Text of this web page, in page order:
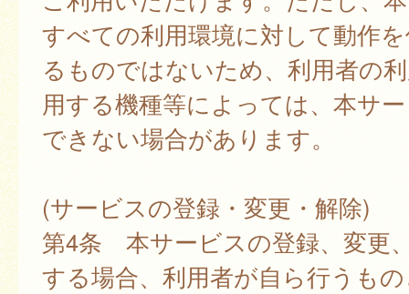
すべての利用環境に対して動作
るものではないため、利用者の
用する機種等によっては、本サ
できない場合があります。
(サービスの登録・変更・解除)
第4条 本サービスの登録、変更
する場合、利用者が自ら行うも